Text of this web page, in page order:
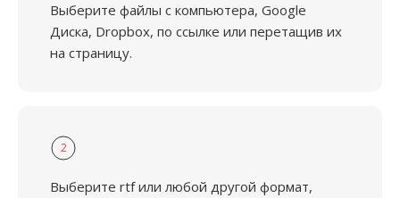
Выберите файлы с компьютера, Google
Диска, Dropbox, по ссылке или перетащив их
на страницу.
2
Выберите rtf или любой другой формат,